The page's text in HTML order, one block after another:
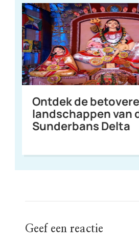
Ontdek de
landschappen van
Sunderbans Delta
Geef een reactie